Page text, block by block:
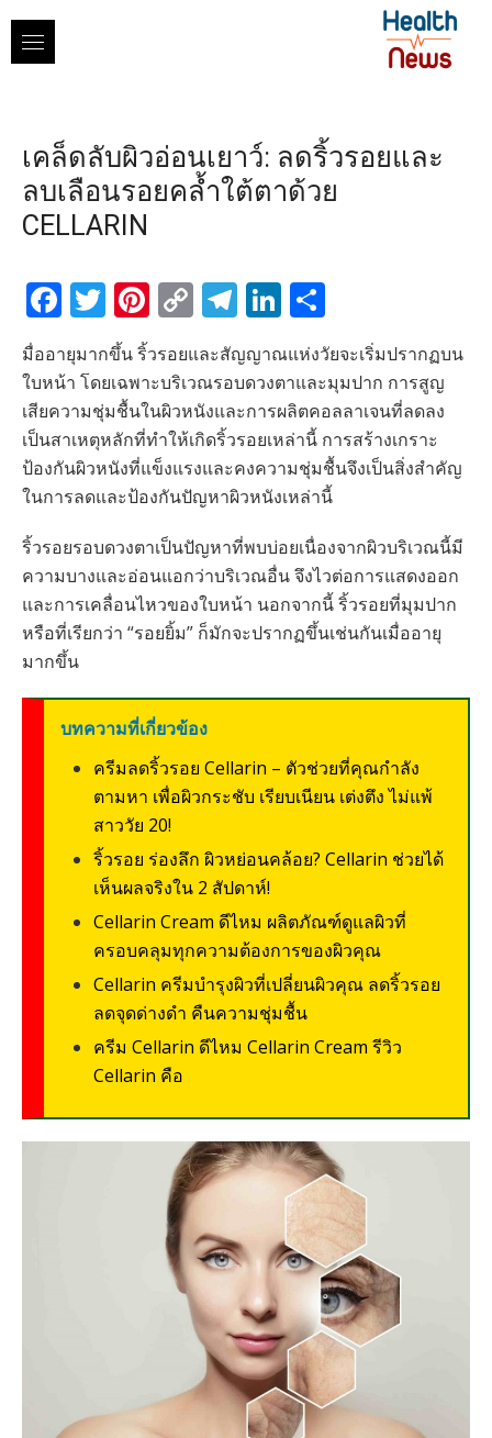
content
เคล็ดลับผิวอ่อนเยาว์: ลดริ้วรอยและ
ลบเลือนรอยคล้ำใต้ตาด้วย
CELLARIN
Facebook
Twitter
Pinterest
Copy
Link
Telegram
LinkedIn
มื่ออายุมากขึ้น ริ้วรอยและสัญญาณแห่งวัยจะเริ่มปรากฏบน
ใบหน้า โดยเฉพาะบริเวณรอบดวงตาและมุมปาก การสูญ
เสียความชุ่มชื้นในผิวหนังและการผลิตคอลลาเจนที่ลดลง
เป็นสาเหตุหลักที่ทำให้เกิดริ้วรอยเหล่านี้ การสร้างเกราะ
ป้องกันผิวหนังที่แข็งแรงและคงความชุ่มชื้นจึงเป็นสิ่งสำคัญ
ในการลดและป้องกันปัญหาผิวหนังเหล่านี้
ริ้วรอยรอบดวงตาเป็นปัญหาที่พบบ่อยเนื่องจากผิวบริเวณนี้มี
ความบางและอ่อนแอกว่าบริเวณอื่น จึงไวต่อการแสดงออก
และการเคลื่อนไหวของใบหน้า นอกจากนี้ ริ้วรอยที่มุมปาก
หรือที่เรียกว่า “รอยยิ้ม” ก็มักจะปรากฏขึ้นเช่นกันเมื่ออายุ
มากขึ้น
บทความที่เกี่ยวข้อง
ครีมลดริ้วรอย Cellarin – ตัวช่วยที่คุณกำลัง
ตามหา เพื่อผิวกระชับ เรียบเนียน เต่งตึง ไม่แพ้
สาววัย 20!
ริ้วรอย ร่องลึก ผิวหย่อนคล้อย? Cellarin ช่วยได้
เห็นผลจริงใน 2 สัปดาห์!
Cellarin Cream ดีไหม ผลิตภัณฑ์ดูแลผิวที่
ครอบคลุมทุกความต้องการของผิวคุณ
Cellarin ครีมบำรุงผิวที่เปลี่ยนผิวคุณ ลดริ้วรอย
ลดจุดด่างดำ คืนความชุ่มชื้น
ครีม Cellarin ดีไหม Cellarin Cream รีวิว
Cellarin คือ